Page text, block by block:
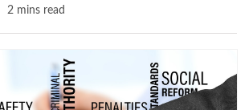
2 mins read